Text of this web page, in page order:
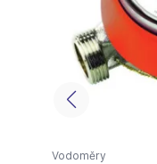
Vodoměry